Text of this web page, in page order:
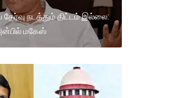
தேர்வு நடத்தும் திட்டம் இல்லை:
மகேஸ்